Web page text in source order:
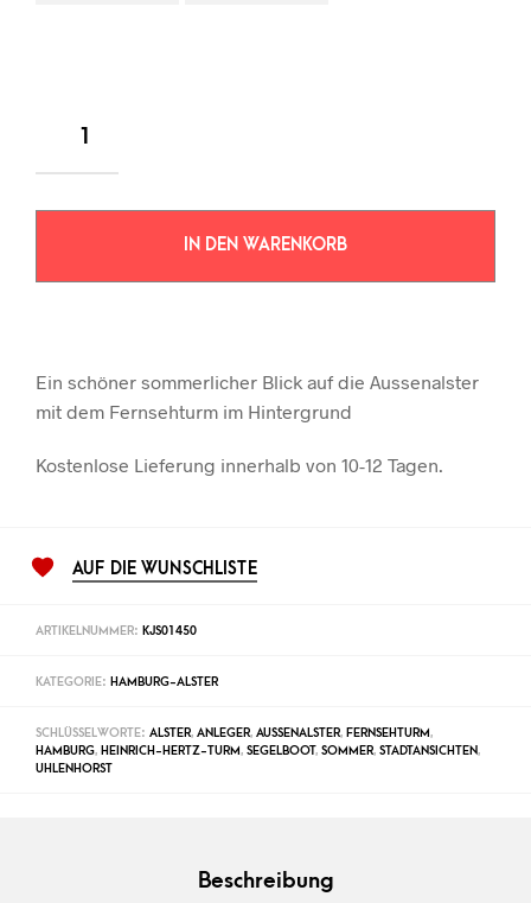
IN DEN WARENKORB
Ein schöner sommerlicher Blick auf die Aussenalster
mit dem Fernsehturm im Hintergrund
Kostenlose Lieferung innerhalb von 10-12 Tagen.
AUF DIE WUNSCHLISTE
ARTIKELNUMMER: KJS01450
KATEGORIE: HAMBURG-ALSTER
SCHLÜSSELWORTE: ALSTER, ANLEGER, AUSSENALSTER, FERNSEHTURM,
HAMBURG, HEINRICH-HERTZ-TURM, SEGELBOOT, SOMMER, STADTANSICHTEN,
UHLENHORST
Beschreibung